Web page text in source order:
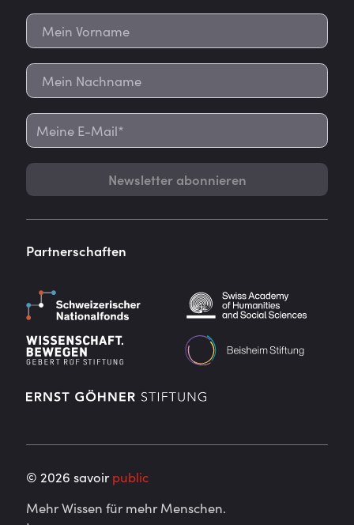
Newsletter abonnieren
Partnerschaften
©2026 savoirpublic
Mehr Wissen für mehr Menschen.